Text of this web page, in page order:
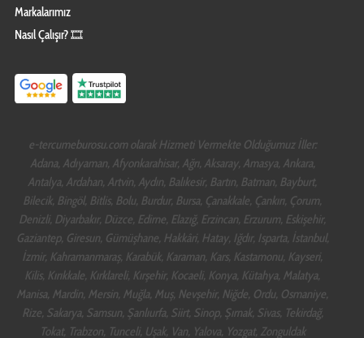
Markalarımız
Nasıl Çalışır? 🎞️
e-tercumeburosu.com olarak Hizmeti Vermekte Olduğumuz İller:
Adana, Adıyaman, Afyonkarahisar, Ağrı, Aksaray, Amasya, Ankara,
Antalya, Ardahan, Artvin, Aydın, Balıkesir, Bartın, Batman, Bayburt,
Bilecik, Bingöl, Bitlis, Bolu, Burdur, Bursa, Çanakkale, Çankırı, Çorum,
Denizli, Diyarbakır, Düzce, Edirne, Elazığ, Erzincan, Erzurum, Eskişehir,
Gaziantep, Giresun, Gümüşhane, Hakkâri, Hatay, Iğdır, Isparta, İstanbul,
İzmir, Kahramanmaraş, Karabük, Karaman, Kars, Kastamonu, Kayseri,
Kilis, Kırıkkale, Kırklareli, Kırşehir, Kocaeli, Konya, Kütahya, Malatya,
Manisa, Mardin, Mersin, Muğla, Muş, Nevşehir, Niğde, Ordu, Osmaniye,
Rize, Sakarya, Samsun, Şanlıurfa, Siirt, Sinop, Şırnak, Sivas, Tekirdağ,
Tokat, Trabzon, Tunceli, Uşak, Van, Yalova, Yozgat, Zonguldak